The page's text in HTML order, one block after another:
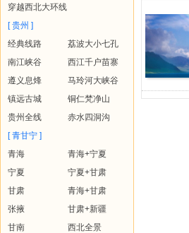
穿越西北大环线
[ 贵州 ]
经典线路
荔波大小七孔
南江峡谷
西江千户苗寨
遵义息烽
马玲河大峡谷
镇远古城
铜仁梵净山
贵州全线
赤水四洞沟
[ 青甘宁 ]
青海
青海+宁夏
宁夏
宁夏+甘肃
甘肃
青海+甘肃
张掖
甘肃+新疆
甘南
西北全景